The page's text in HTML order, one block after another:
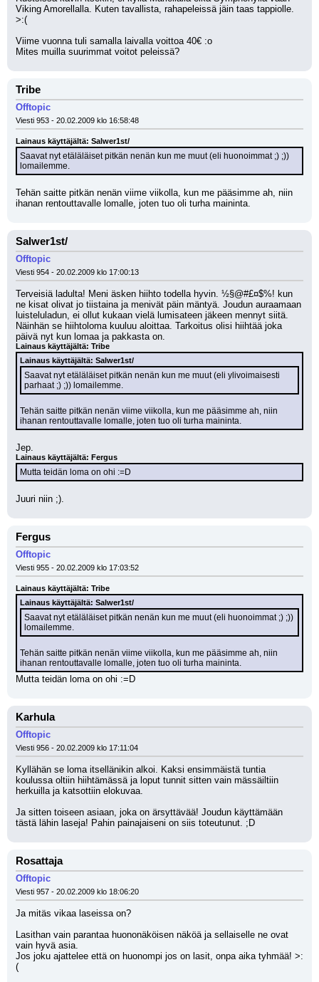
Viking Amorellalla. Kuten tavallista, rahapeleissä jäin taas tappiolle.
>:(
Viime vuonna tuli samalla laivalla voittoa 40€ :o
Mites muilla suurimmat voitot peleissä?
Tribe
Offtopic
Viesti 953 - 20.02.2009 klo 16:58:48
Lainaus käyttäjältä: Salwer1st/
Saavat nyt etäläläiset pitkän nenän kun me muut (eli huonoimmat ;) ;))
lomailemme.
Tehän saitte pitkän nenän viime viikolla, kun me pääsimme ah, niin
ihanan rentouttavalle lomalle, joten tuo oli turha maininta.
Salwer1st/
Offtopic
Viesti 954 - 20.02.2009 klo 17:00:13
Terveisiä ladulta! Meni äsken hiihto todella hyvin. ½§@#£¤$%! kun
ne kisat olivat jo tiistaina ja menivät päin mäntyä. Joudun auraamaan
luisteluladun, ei ollut kukaan vielä lumisateen jäkeen mennyt siitä.
Näinhän se hiihtoloma kuuluu aloittaa. Tarkoitus olisi hiihtää joka
päivä nyt kun lomaa ja pakkasta on.
Lainaus käyttäjältä: Tribe
Lainaus käyttäjältä: Salwer1st/
Saavat nyt etäläläiset pitkän nenän kun me muut (eli ylivoimaisesti
parhaat ;) ;)) lomailemme.
Tehän saitte pitkän nenän viime viikolla, kun me pääsimme ah, niin
ihanan rentouttavalle lomalle, joten tuo oli turha maininta.
Jep.
Lainaus käyttäjältä: Fergus
Mutta teidän loma on ohi :=D
Juuri niin ;).
Fergus
Offtopic
Viesti 955 - 20.02.2009 klo 17:03:52
Lainaus käyttäjältä: Tribe
Lainaus käyttäjältä: Salwer1st/
Saavat nyt etäläläiset pitkän nenän kun me muut (eli huonoimmat ;) ;))
lomailemme.
Tehän saitte pitkän nenän viime viikolla, kun me pääsimme ah, niin
ihanan rentouttavalle lomalle, joten tuo oli turha maininta.
Mutta teidän loma on ohi :=D
Karhula
Offtopic
Viesti 956 - 20.02.2009 klo 17:11:04
Kyllähän se loma itsellänikin alkoi. Kaksi ensimmäistä tuntia
koulussa oltiin hiihtämässä ja loput tunnit sitten vain mässäiltiin
herkuilla ja katsottiin elokuvaa.
Ja sitten toiseen asiaan, joka on ärsyttävää! Joudun käyttämään
tästä lähin laseja! Pahin painajaiseni on siis toteutunut. ;D
Rosattaja
Offtopic
Viesti 957 - 20.02.2009 klo 18:06:20
Ja mitäs vikaa laseissa on?
Lasithan vain parantaa huononäköisen näköä ja sellaiselle ne ovat
vain hyvä asia.
Jos joku ajattelee että on huonompi jos on lasit, onpa aika tyhmää! >:
(